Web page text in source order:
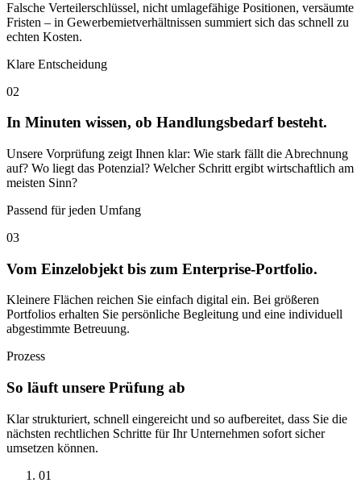
Falsche Verteilerschlüssel, nicht umlagefähige Positionen, versäumte
Fristen – in Gewerbemietverhältnissen summiert sich das schnell zu
echten Kosten.
Klare Entscheidung
02
In Minuten wissen, ob Handlungsbedarf besteht.
Unsere Vorprüfung zeigt Ihnen klar: Wie stark fällt die Abrechnung
auf? Wo liegt das Potenzial? Welcher Schritt ergibt wirtschaftlich am
meisten Sinn?
Passend für jeden Umfang
03
Vom Einzelobjekt bis zum Enterprise-Portfolio.
Kleinere Flächen reichen Sie einfach digital ein. Bei größeren
Portfolios erhalten Sie persönliche Begleitung und eine individuell
abgestimmte Betreuung.
Prozess
So läuft unsere Prüfung ab
Klar strukturiert, schnell eingereicht und so aufbereitet, dass Sie die
nächsten rechtlichen Schritte für Ihr Unternehmen sofort sicher
umsetzen können.
01